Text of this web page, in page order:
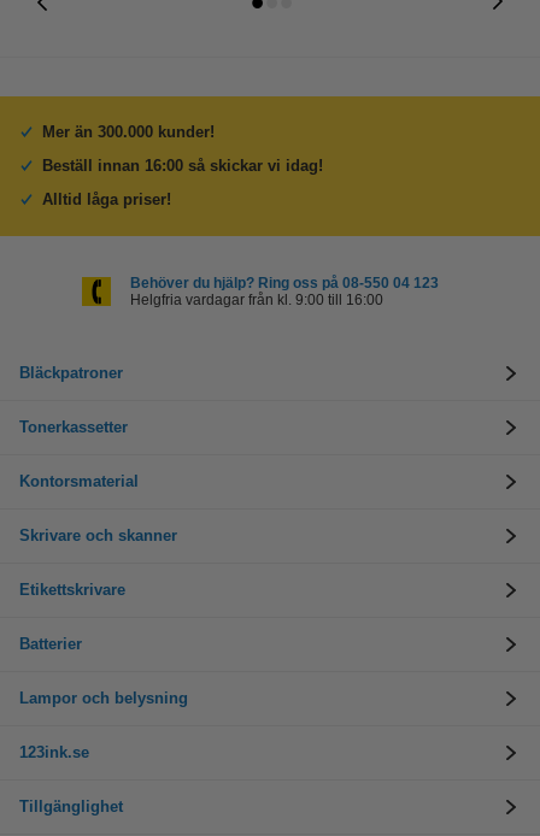
Mer än 300.000 kunder!
Beställ innan 16:00 så skickar vi idag!
Alltid låga priser!
Behöver du hjälp? Ring oss på 08-550 04 123
Helgfria vardagar från kl. 9:00 till 16:00
Bläckpatroner
Tonerkassetter
Kontorsmaterial
Skrivare och skanner
Etikettskrivare
Batterier
Lampor och belysning
123ink.se
Tillgänglighet